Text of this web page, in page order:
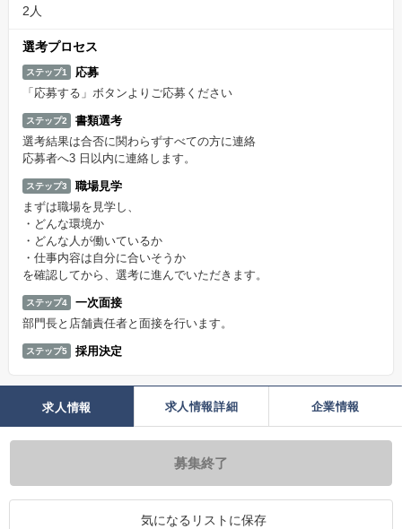
2人
選考プロセス
ステップ1
応募
「応募する」ボタンよりご応募ください
ステップ2
書類選考
選考結果は合否に関わらずすべての方に連絡
応募者へ3 日以内に連絡します。
ステップ3
職場見学
まずは職場を見学し、
・どんな環境か
・どんな人が働いているか
・仕事内容は自分に合いそうか
を確認してから、選考に進んでいただきます。
ステップ4
一次面接
部門長と店舗責任者と面接を行います。
ステップ5 採用決定
求人情報 求人情報詳細 企業情報
募集終了
気になるリストに保存